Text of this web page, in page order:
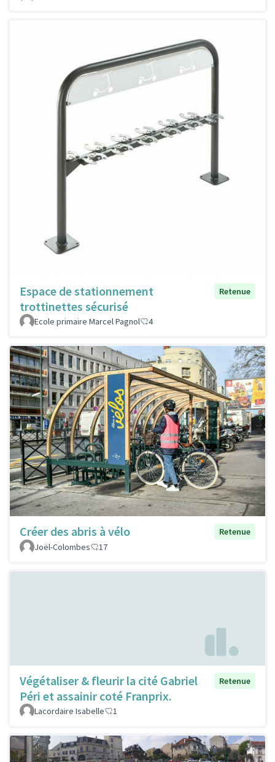
Espace de stationnement
trottinettes sécurisé
Retenue
Ecole primaire Marcel Pagnol 4
Créer des abris à vélo
Retenue
Joël-Colombes
17
Végétaliser & fleurir la cité Gabriel
Péri et assainir coté Franprix.
Retenue
Lacordaire Isabelle 1